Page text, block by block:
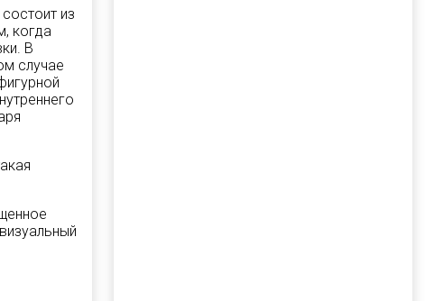
из
когда
В
случае